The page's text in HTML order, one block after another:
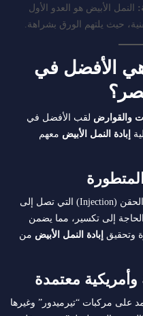
النمل الأبيض هو العدو الأول
حيث يلتهم الورق بشراهة.
هي الأفضل في
والقوارض لقب الأفضل في
إبادة النمل الأبيض معهم
تعتمد الشركة الدولية على أحدث أجهزة الحقن (Injection) التي تصل إلى
إلى تكسير، مما يضمن
وتحقيق إبادة النمل الأبيض من
على مركبات “تيرميدور” وغيرها